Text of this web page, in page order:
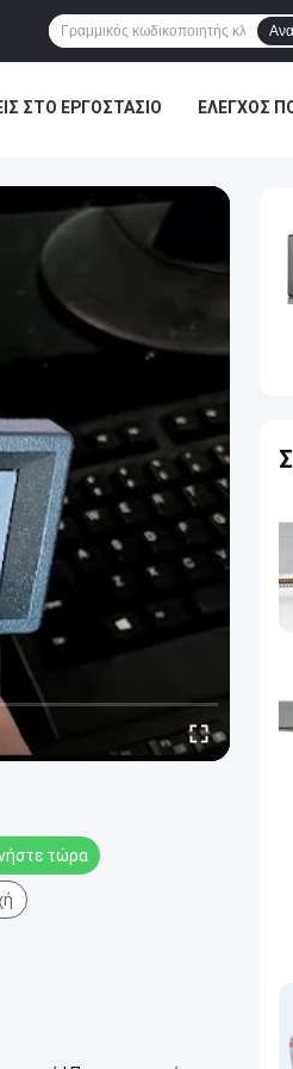
ΣΤΟ ΕΡΓΟΣΤΆΣΙΟ ΈΛΕΓΧΟΣ
τώρα